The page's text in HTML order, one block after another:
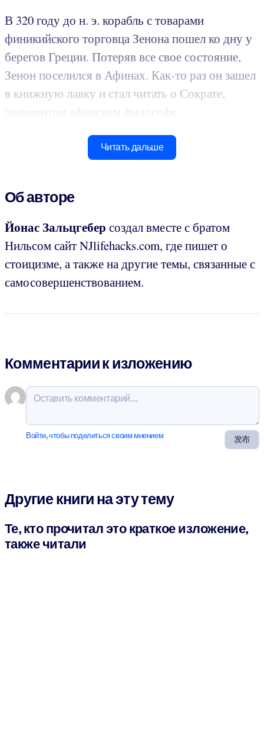
В 320 году до н. э. корабль с товарами
финикийского торговца Зенона пошел ко дну у
берегов Греции. Потеряв все свое состояние,
Зенон поселился в Афинах. Как-то раз он зашел
в книжную лавку и стал читать о Сократе,
знаменитом афинском философе.
Читать дальше
Об авторе
Йонас Зальцгебер создал вместе с братом
Нильсом сайт NJlifehacks.com, где пишет о
стоицизме, а также на другие темы, связанные с
самосовершенствованием.
Комментарии к изложению
发布
Войти, чтобы поделиться своим мнением
Другие книги на эту тему
Те, кто прочитал это краткое изложение,
также читали